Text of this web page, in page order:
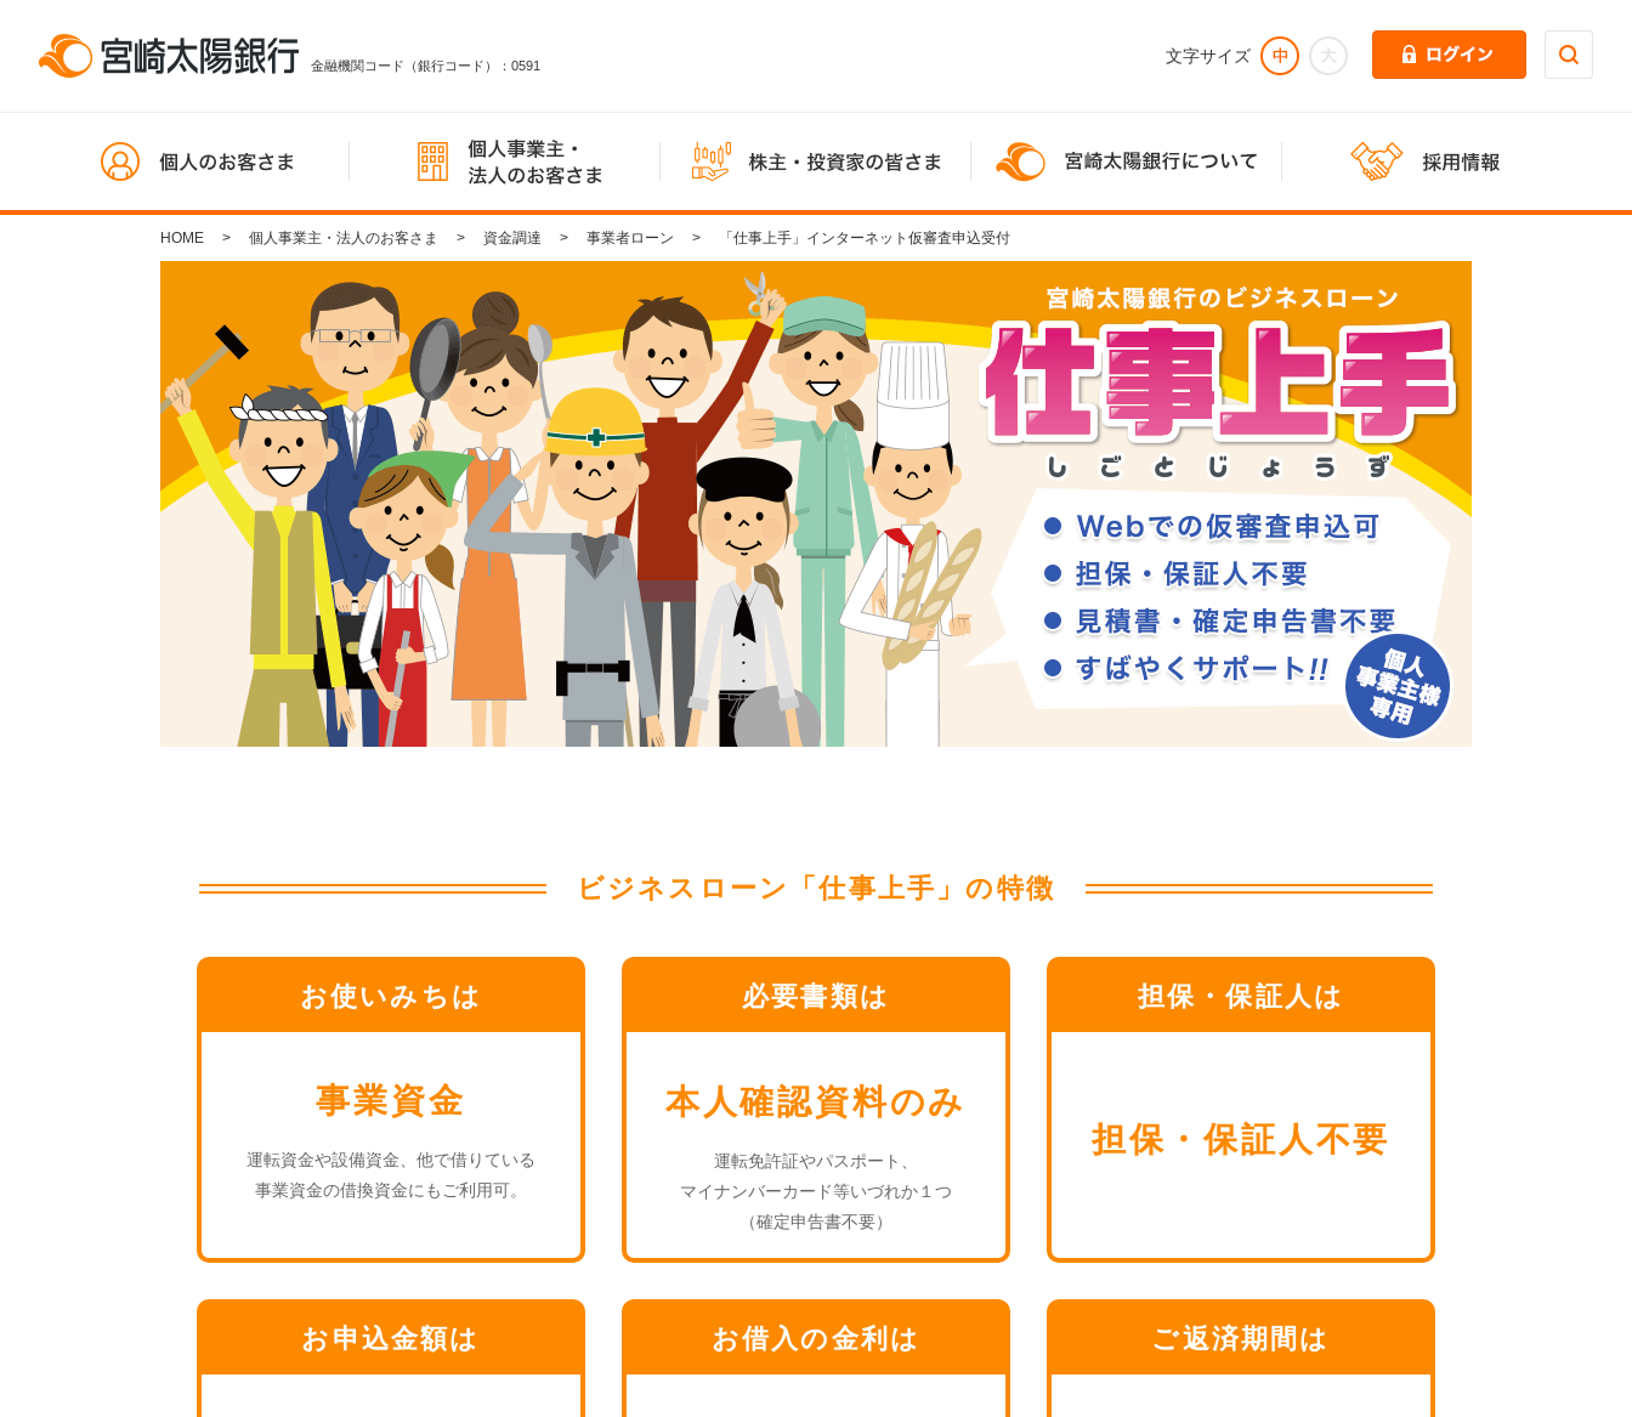
金融機関コード（銀行コード）：0591
HOME 個人事業主・法人のお客さま 資金調達 事業者ローン 「仕事上手」インターネット仮審査申込受付
ビジネスローン「仕事上手」の特徴
お使いみちは
事業資金
運転資金や設備資金、他で借りている
事業資金の借換資金にもご利用可。
必要書類は
本人確認資料のみ
運転免許証やパスポート、
マイナンバーカード等いづれか１つ
（確定申告書不要）
担保・保証人は
担保・保証人不要
お申込金額は お借入の金利は ご返済期間は